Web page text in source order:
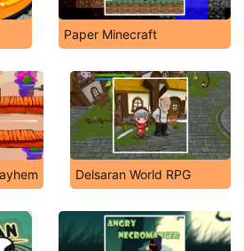
Paper Minecraft
Delsaran World RPG